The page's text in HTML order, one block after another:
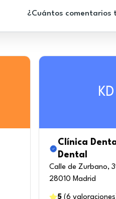
¿Cuántos comentarios
KD
Clínica
Dental
Calle de Zurbano,
28010 Madrid
5(6 valoraciones